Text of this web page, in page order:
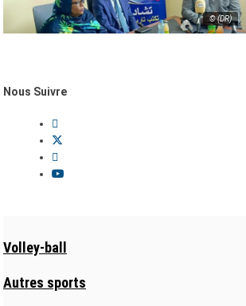
© (DR)
Nous Suivre
Volley-ball
Autres sports